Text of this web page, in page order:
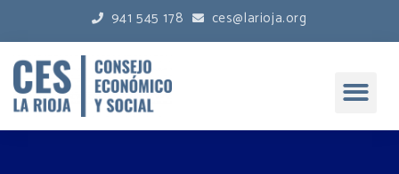
941 545 178 ces@larioja.org